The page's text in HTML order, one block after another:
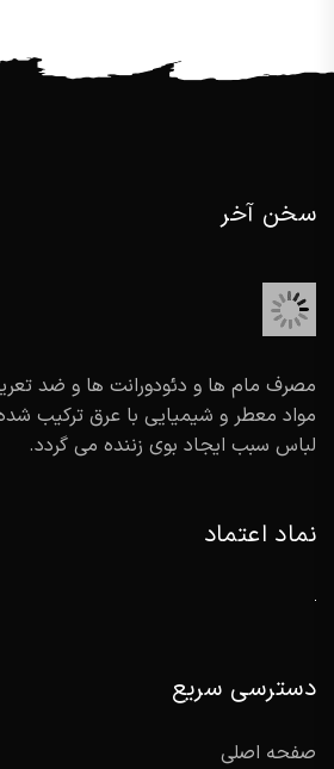
سخن آخر
مصرف مام ها و دئودورانت ها و ضد
مواد معطر و شیمیایی با عرق ترکیب
لباس سبب ایجاد بوی زننده می گردد.
نماد اعتماد
دسترسی سریع
صفحه اصلی